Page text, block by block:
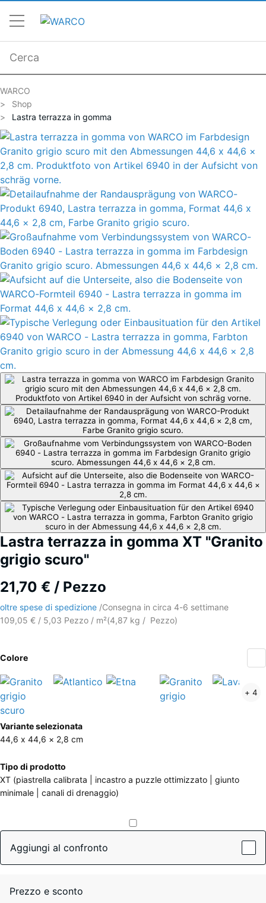
WARCO
Shop
Lastra terrazza in gomma
Lastra terrazza in gomma XT "Granito
grigio scuro"
21,70 € / Pezzo
oltre spese di spedizione /Consegna in circa 4-6 settimane
109,05 € / 5,03 Pezzo / m²(4,87 kg / Pezzo)
Colore
Granito
(active)
Atlantico
Granito
+ 4
Ulteriori
informazioni
sui
Mostra
la
Granito
Variante selezionata
44,6 x 44,6 × 2,8 cm
Tipo di prodotto
XT (piastrella calibrata | incastro a puzzle ottimizzato | giunto
minimale | canali di drenaggio)
Aggiungi al confronto
Prezzo e sconto